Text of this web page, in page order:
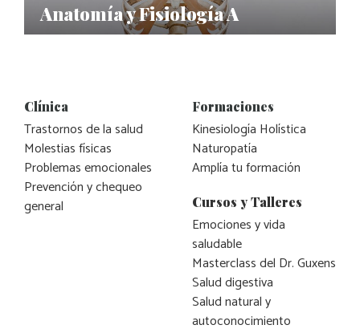
Anatomía y Fisiología A
Clínica
Trastornos de la salud
Molestias físicas
Problemas emocionales
Prevención y chequeo
general
Formaciones
Kinesiología Holística
Naturopatía
Amplía tu formación
Cursos y Talleres
Emociones y vida
saludable
Masterclass del Dr. Guxens
Salud digestiva
Salud natural y
autoconocimiento